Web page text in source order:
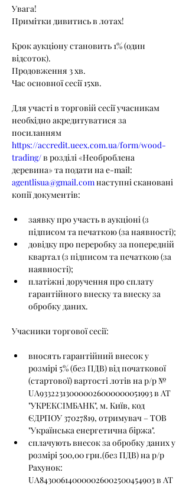
Увага!
Примітки дивитись в лотах!
Крок аукціону становить 1% (один
відсоток).
Продовження 3 хв.
Час основної сесії 15хв.
Для участі в торговій сесії учасникам
необхідно акредитуватися за
посиланням
https://accredit.ueex.com.ua/form/wood-
trading/ в розділі «Необроблена
деревина» та подати на e-mail:
agentlisua@gmail.com наступні скановані
копії документів:
заявку про участь в аукціоні (з
підписом та печаткою (за наявності);
довідку про переробку за попередній
квартал (з підписом та печаткою (за
наявності);
платіжні доручення про сплату
гарантійного внеску та внеску за
обробку даних.
Учасники торгової сесії:
вносять гарантійний внесок у
розмірі 5% (без ПДВ) від початкової
(стартової) вартості лотів на р/р №
UA933223130000026000000051993 в АТ
"УКРЕКСІМБАНК", м. Київ, код
ЄДРПОУ 37027819, отримувач – ТОВ
"Українська енергетична біржа".
сплачують внесок за обробку даних у
розмірі 500,00 грн.(без ПДВ) на р/р
Рахунок:
UA843006140000026002500454903 в АТ